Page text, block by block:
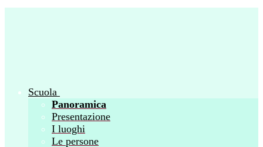
Scuola
Panoramica
Presentazione
I luoghi
Le persone